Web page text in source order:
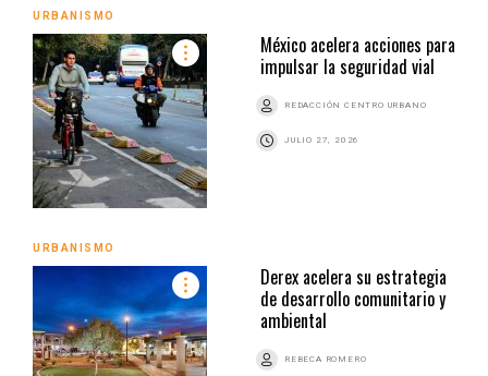
URBANISMO
México acelera acciones para
impulsar la seguridad vial
REDACCIÓN CENTRO URBANO
JULIO 27, 2026
URBANISMO
Derex acelera su estrategia
de desarrollo comunitario y
ambiental
REBECA ROMERO